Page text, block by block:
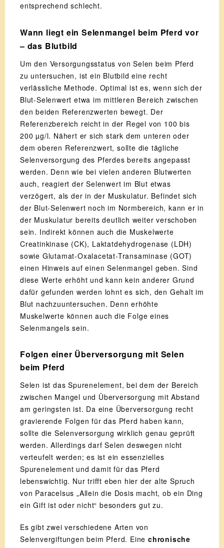
entsprechend schlecht.
Wann liegt ein Selenmangel beim Pferd vor
– das Blutbild
Um den Versorgungsstatus von Selen beim Pferd
zu untersuchen, ist ein Blutbild eine recht
verlässliche Methode. Optimal ist es, wenn sich der
Blut-Selenwert etwa im mittleren Bereich zwischen
den beiden Referenzwerten bewegt. Der
Referenzbereich reicht in der Regel von 100 bis
200 µg/l. Nähert er sich stark dem unteren oder
dem oberen Referenzwert, sollte die tägliche
Selenversorgung des Pferdes bereits angepasst
werden. Denn wie bei vielen anderen Blutwerten
auch, reagiert der Selenwert im Blut etwas
verzögert, als der in der Muskulatur. Befindet sich
der Blut-Selenwert noch im Normbereich, kann er in
der Muskulatur bereits deutlich weiter verschoben
sein. Indirekt können auch die Muskelwerte
Creatinkinase (CK), Laktatdehydrogenase (LDH)
sowie Glutamat-Oxalacetat-Transaminase (GOT)
einen Hinweis auf einen Selenmangel geben. Sind
diese Werte erhöht und kann kein anderer Grund
dafür gefunden werden lohnt es sich, den Gehalt im
Blut nachzuuntersuchen. Denn erhöhte
Muskelwerte können auch die Folge eines
Selenmangels sein.
Folgen einer Überversorgung mit Selen
beim Pferd
Selen ist das Spurenelement, bei dem der Bereich
zwischen Mangel und Überversorgung mit Abstand
am geringsten ist. Da eine Überversorgung recht
gravierende Folgen für das Pferd haben kann,
sollte die Selenversorgung wirklich genau geprüft
werden. Allerdings darf Selen deswegen nicht
verteufelt werden; es ist ein essenzielles
Spurenelement und damit für das Pferd
lebenswichtig. Nur trifft eben hier der alte Spruch
von Paracelsus „Allein die Dosis macht, ob ein Ding
ein Gift ist oder nicht“ besonders gut zu.
Es gibt zwei verschiedene Arten von
Selenvergiftungen beim Pferd. Einechronische